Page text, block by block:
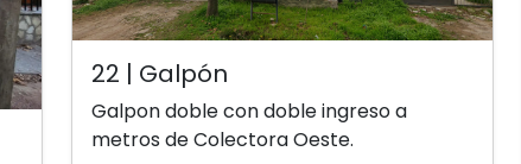
22 | Galpón
Galpon doble con doble ingreso a
metros de Colectora Oeste.